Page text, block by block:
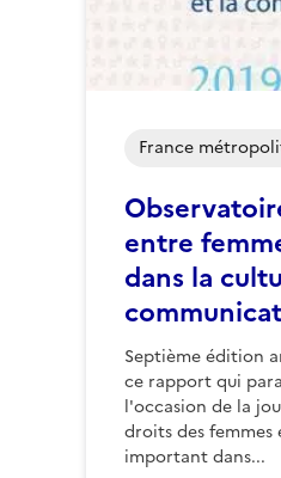
entre
dans la
Septième édition
ce rapport qui
l'occasion de la
droits des femmes
important dans...
France